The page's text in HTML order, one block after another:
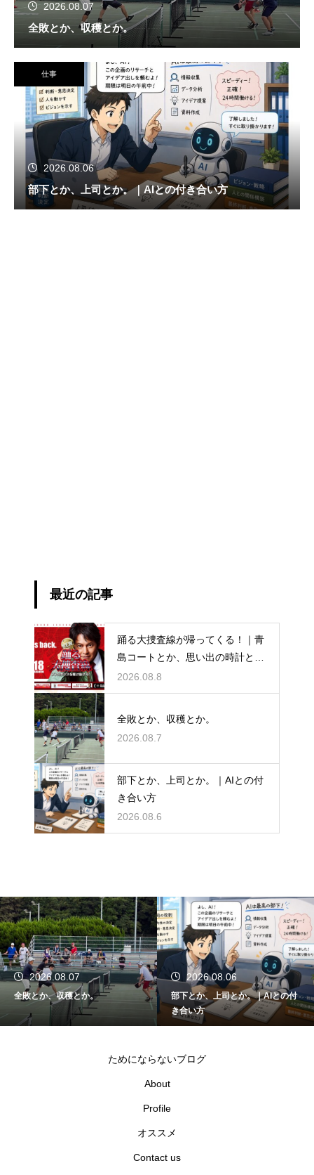
2026.08.07
全敗とか、収穫とか。
仕事
2026.08.06
部下とか、上司とか。｜AIとの付き合い方
最近の記事
踊る大捜査線が帰ってくる！｜青
島コートとか、思い出の時計と
か。
2026.08.8
全敗とか、収穫とか。
2026.08.7
部下とか、上司とか。｜AIとの付
き合い方
2026.08.6
2026.08.07
全敗とか、収穫とか。
2026.08.06
部下とか、上司とか。｜AIとの付
き合い方
ためにならないブログ
About
Profile
オススメ
Contact us